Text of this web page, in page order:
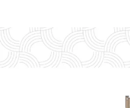
contenido
.:
S